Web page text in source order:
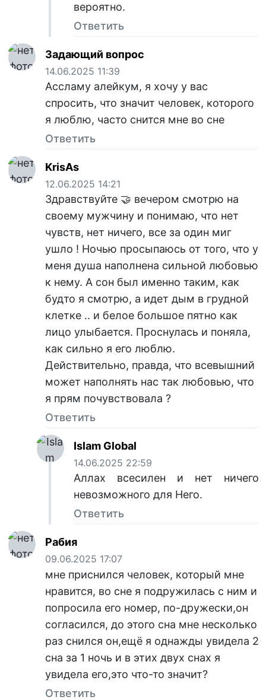
вероятно.
Ответить
Задающий вопрос
14.06.2025 11:39
Ассламу алейкум, я хочу у вас
спросить, что значит человек, которого
я люблю, часто снится мне во сне
Ответить
KrisAs
12.06.2025 14:21
Здравствуйте 🤝 вечером смотрю на
своему мужчину и понимаю, что нет
чувств, нет ничего, все за один миг
ушло ! Ночью просыпаюсь от того, что у
меня душа наполнена сильной любовью
к нему. А сон был именно таким, как
будто я смотрю, а идет дым в грудной
клетке .. и белое большое пятно как
лицо улыбается. Проснулась и поняла,
как сильно я его люблю.
Действительно, правда, что всевышний
может наполнять нас так любовью, что
я прям почувствовала ?
Ответить
Islam Global
14.06.2025 22:59
Аллах всесилен и нет ничего
невозможного для Него.
Ответить
Рабия
09.06.2025 17:07
мне приснился человек, который мне
нравится, во сне я подружилась с ним и
попросила его номер, по-дружески,он
согласился, до этого сна мне несколько
раз снился он,ещё я однажды увидела 2
сна за 1 ночь и в этих двух снах я
увидела его,это что-то значит?
Ответить